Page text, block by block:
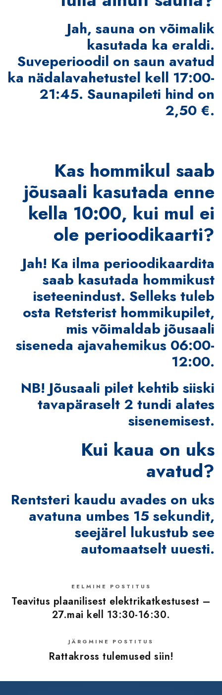
Jah, sauna on võimalik
kasutada ka eraldi.
Suveperioodil on saun avatud
ka nädalavahetustel kell 17:00-
21:45. Saunapileti hind on
2,50 €.
Kas hommikul saab
jõusaali kasutada enne
kella 10:00, kui mul ei
ole perioodikaarti?
Jah! Ka ilma perioodikaardita
saab kasutada hommikust
iseteenindust. Selleks tuleb
osta Retsterist hommikupilet,
mis võimaldab jõusaali
siseneda ajavahemikus 06:00-
12:00.
NB! Jõusaali pilet kehtib siiski
tavapäraselt 2 tundi alates
sisenemisest.
Kui kaua on uks
avatud?
Rentsteri kaudu avades on uks
avatuna umbes 15 sekundit,
seejärel lukustub see
automaatselt uuesti.
EELMINE POSTITUS
Teavitus plaanilisest elektrikatkestusest –
27.mai kell 13:30-16:30.
JÄRGMINE POSTITUS
Rattakross tulemused siin!